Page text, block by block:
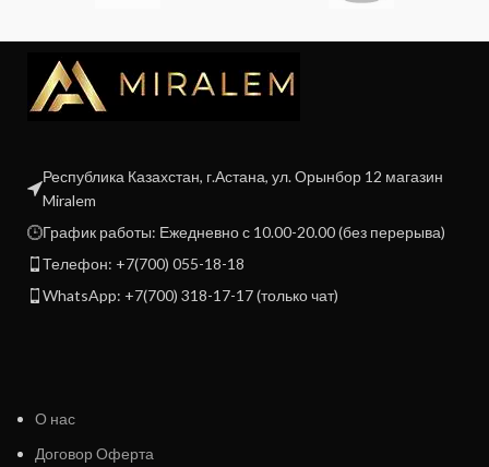
Республика Казахстан, г.Астана, ул. Орынбор 12 магазин
Miralem
График работы: Ежедневно с 10.00-20.00 (без перерыва)
Телефон: +7(700) 055-18-18
WhatsApp: +7(700) 318-17-17 (только чат)
О нас
Договор Оферта